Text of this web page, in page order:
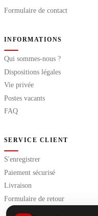
Formulaire de contact
INFORMATIONS
Qui sommes-nous ?
Dispositions légales
Vie privée
Postes vacants
FAQ
SERVICE CLIENT
S'enregistrer
Paiement sécurisé
Livraison
Formulaire de retour